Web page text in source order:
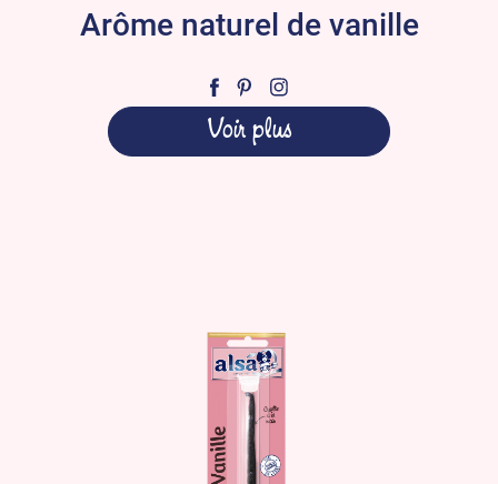
Arôme naturel de vanille
Voir plus